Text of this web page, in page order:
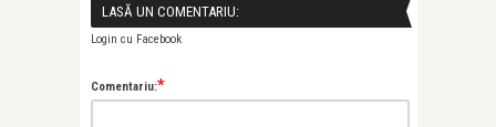
LASĂ UN COMENTARIU:
Login cu Facebook
Comentariu:*